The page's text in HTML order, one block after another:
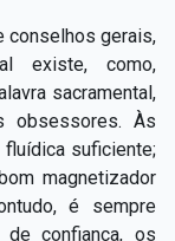
conselhos gerais,
existe, como,
sacramental,
obsessores. Às
suficiente;
magnetizador
é sempre
de confiança, os